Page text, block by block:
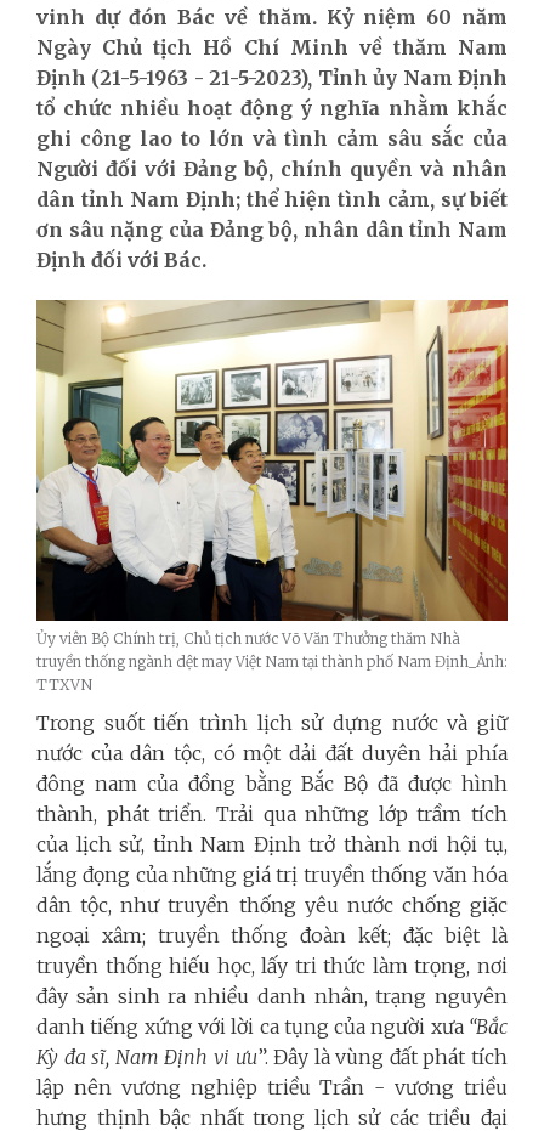
vinh dự đón Bác về thăm. Kỷ niệm 60 năm
Ngày Chủ tịch Hồ Chí Minh về thăm Nam
Định (21-5-1963 - 21-5-2023), Tỉnh ủy Nam Định
tổ chức nhiều hoạt động ý nghĩa nhằm khắc
ghi công lao to lớn và tình cảm sâu sắc của
Người đối với Đảng bộ, chính quyền và nhân
dân tỉnh Nam Định; thể hiện tình cảm, sự biết
ơn sâu nặng của Đảng bộ, nhân dân tỉnh Nam
Định đối với Bác.
Ủy viên Bộ Chính trị, Chủ tịch nước Võ Văn Thưởng thăm Nhà
truyền thống ngành dệt may Việt Nam tại thành phố Nam Định_Ảnh:
TTXVN
Trong suốt tiến trình lịch sử dựng nước và giữ
nước của dân tộc, có một dải đất duyên hải phía
đông nam của đồng bằng Bắc Bộ đã được hình
thành, phát triển. Trải qua những lớp trầm tích
của lịch sử, tỉnh Nam Định trở thành nơi hội tụ,
lắng đọng của những giá trị truyền thống văn hóa
dân tộc, như truyền thống yêu nước chống giặc
ngoại xâm; truyền thống đoàn kết; đặc biệt là
truyền thống hiếu học, lấy tri thức làm trọng, nơi
đây sản sinh ra nhiều danh nhân, trạng nguyên
danh tiếng xứng với lời ca tụng của người xưa“Bắc
Kỳ đa sĩ, Nam Định vi ưu”. Đây là vùng đất phát tích
lập nên vương nghiệp triều Trần - vương triều
hưng thịnh bậc nhất trong lịch sử các triều đại